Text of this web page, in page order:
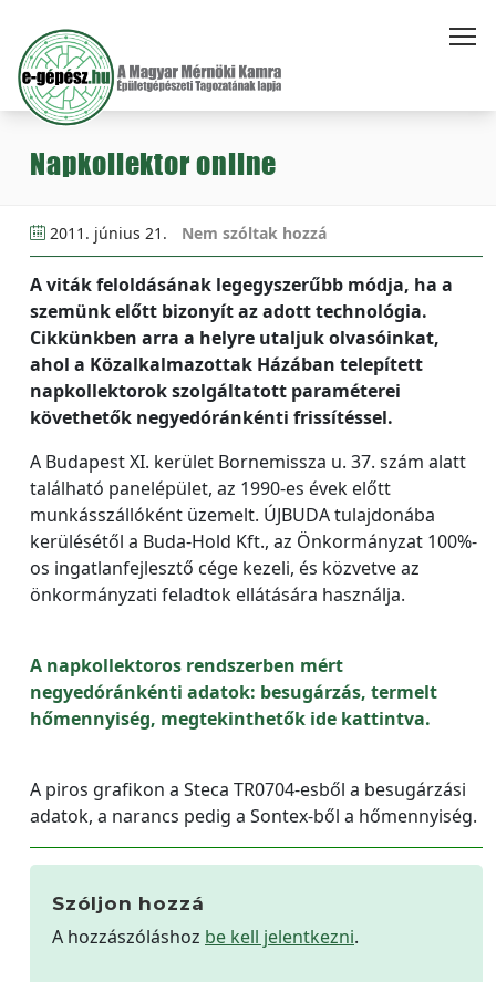
Napkollektor online
2011. június 21. Nem szóltak hozzá
A viták feloldásának legegyszerűbb módja, ha a
szemünk előtt bizonyít az adott technológia.
Cikkünkben arra a helyre utaljuk olvasóinkat,
ahol a Közalkalmazottak Házában telepített
napkollektorok szolgáltatott paraméterei
követhetők negyedóránkénti frissítéssel.
A Budapest XI. kerület Bornemissza u. 37. szám alatt
található panelépület, az 1990-es évek előtt
munkásszállóként üzemelt. ÚJBUDA tulajdonába
kerülésétől a Buda-Hold Kft., az Önkormányzat 100%-
os ingatlanfejlesztő cége kezeli, és közvetve az
önkormányzati feladtok ellátására használja.
A napkollektoros rendszerben mért
negyedóránkénti adatok: besugárzás, termelt
hőmennyiség, megtekinthetők ide kattintva.
A piros grafikon a Steca TR0704-esből a besugárzási
adatok, a narancs pedig a Sontex-ből a hőmennyiség.
Szóljon hozzá
A hozzászóláshoz be kell jelentkezni.